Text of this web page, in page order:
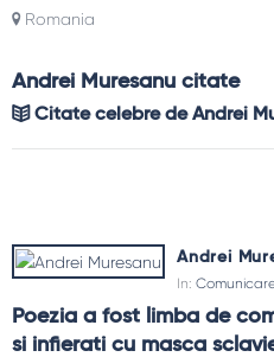
Romania
Andrei Muresanu citate
Citate celebre de Andrei
Andrei
In:
Poezia a fost limba de
si infierati cu masca